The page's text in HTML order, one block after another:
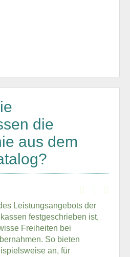
die
aus dem
Leistungsangebots der
festgeschrieben ist,
Freiheiten bei
So bieten
an, für